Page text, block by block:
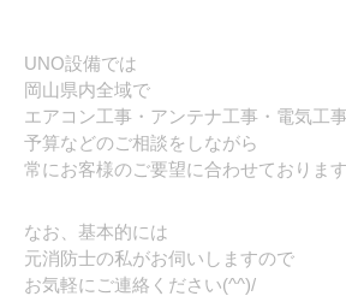
UNO設備では
岡山県内全域で
エアコン工事・アンテナ工事・電気工
予算などのご相談をしながら
常にお客様のご要望に合わせております
なお、基本的には
元消防士の私がお伺いしますので
お気軽にご連絡ください(^^)/